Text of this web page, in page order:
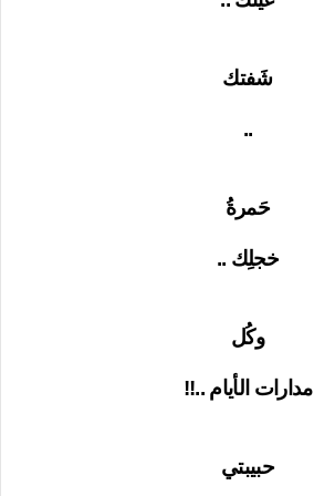
شَفتك
..
حَمرةُ
خجلِك ..
وكُل
مدارات الأيام ..!!
حبيبتي